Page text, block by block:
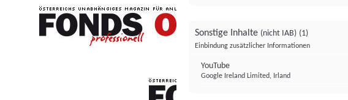
FONDS professionell
Sonstige Inhalte (nicht IAB) (1)
Einbindung zusätzlicher Informationen
YouTube
Google Ireland Limited, Irland